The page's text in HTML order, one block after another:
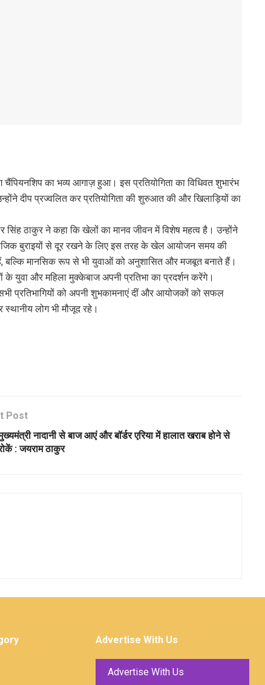
चैंपियनशिप का भव्य आगाज़ हुआ। इस प्रतियोगिता का विधिवत शुभारंभ
दीप प्रज्वलित कर प्रतियोगिता की शुरुआत की और खिलाड़ियों का
ठाकुर ने कहा कि खेलों का मानव जीवन में विशेष महत्व है। उन्होंने
बुराइयों से दूर रखने के लिए इस तरह के खेल आयोजन समय की
बल्कि मानसिक रूप से भी युवाओं को अनुशासित और मजबूत बनाते हैं।
युवा और महिला मुक्केबाज अपनी प्रतिभा का प्रदर्शन करेंगे।
प्रतिभागियों को अपनी शुभकामनाएं दीं और आयोजकों को सफल
लोग भी मौजूद रहे।
Post
नादानी से बाज आएं और बॉर्डर एरिया में हालात खराब होने से
: जयराम ठाकुर
Advertise With Us
Advertise With Us